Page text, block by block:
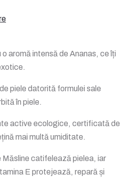
aromă intensă de Ananas, ce îți
piele datorită formulei sale
în piele.
active ecologice, certificată de
mai multă umiditate.
Măsline catifelează pielea, iar
E protejează, repară și